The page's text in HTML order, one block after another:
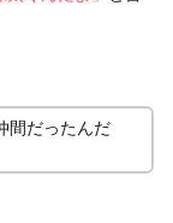
間だったんだ